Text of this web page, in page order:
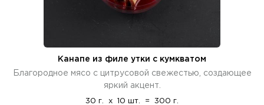
Канапе из филе утки с кумкватом
Благородное мясо с цитрусовой свежестью, создающее
яркий акцент.
30 г. x 10 шт. = 300 г.